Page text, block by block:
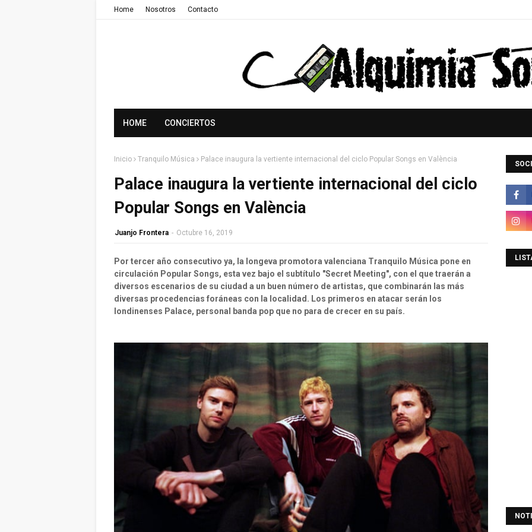
Home Nosotros Contacto
HOME CONCIERTOS
Inicio Tranquilo Música Palace inaugura la vertiente internacional del ciclo Popular Songs en València
Palace inaugura la vertiente internacional del ciclo
Popular Songs en València
Juanjo Frontera - Octubre 16, 2019
Por tercer año consecutivo ya, la longeva promotora valenciana Tranquilo Música pone en
circulación Popular Songs, esta vez bajo el subtítulo "Secret Meeting", con el que traerán a
diversos escenarios de su ciudad a un buen número de artistas, que combinarán las más
diversas procedencias foráneas con la localidad. Los primeros en atacar serán los
londinenses Palace, personal banda pop que no para de crecer en su país.